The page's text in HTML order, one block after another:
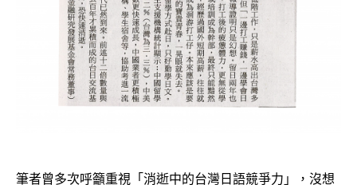
筆者曾多次呼籲重視「消逝中的台灣日語競爭力」，沒想